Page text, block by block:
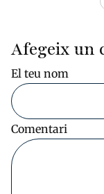
Afegeix un
El teu nom
Comentari